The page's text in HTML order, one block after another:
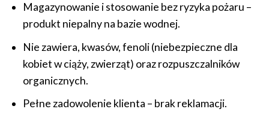
Magazynowanie i stosowanie bez ryzyka pożaru –
produkt niepalny na bazie wodnej.
Nie zawiera, kwasów, fenoli (niebezpieczne dla
kobiet w ciąży, zwierząt) oraz rozpuszczalników
organicznych.
Pełne zadowolenie klienta – brak reklamacji.